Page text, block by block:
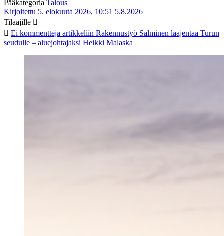
Pääkategoria Talous
Kirjoitettu 5. elokuuta 2026, 10:51 5.8.2026
Tilaajille
Ei kommentteja artikkeliin Rakennustyö Salminen laajentaa Turun
seudulle – aluejohtajaksi Heikki Malaska